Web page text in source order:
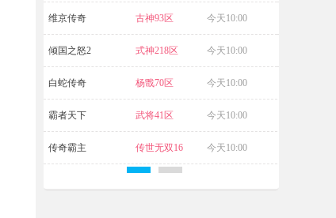
维京传奇 古神93区 今天10:00
倾国之怒2 式神218区 今天10:00
白蛇传奇 杨戬70区 今天10:00
霸者天下 武将41区 今天10:00
传奇霸主 传世无双16 今天10:00